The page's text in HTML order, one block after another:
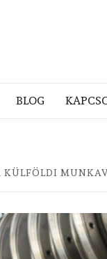
BLOG
KÜLFÖLDI